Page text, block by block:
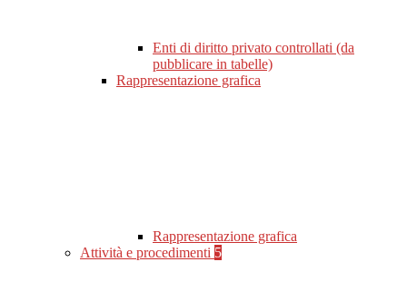
Enti di diritto privato controllati (da
pubblicare in tabelle)
Rappresentazione grafica
Rappresentazione grafica
Attività e procedimenti 5